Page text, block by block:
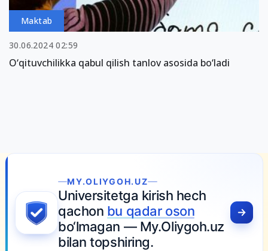
Maktab
30.06.2024 02:59
O‘qituvchilikka qabul qilish tanlov asosida bo‘ladi
MY.OLIYGOH.UZ
Universitetga kirish hech
qachon bu qadar oson
bo‘lmagan — My.Oliygoh.uz
bilan topshiring.